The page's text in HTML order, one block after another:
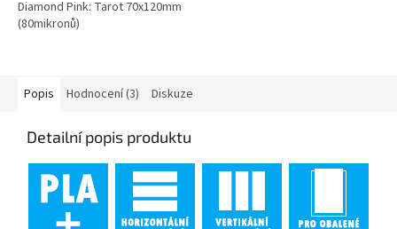
Diamond Pink: Tarot 70x120mm
(80mikronů)
Popis Hodnocení (3) Diskuze
Detailní popis produktu